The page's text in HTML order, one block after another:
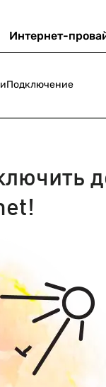
Интернет-
Подключение